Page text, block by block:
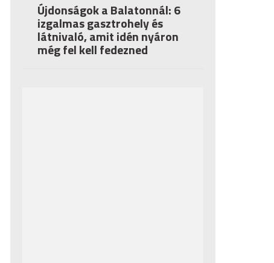
Újdonságok a Balatonnál: 6
izgalmas gasztrohely és
látnivaló, amit idén nyáron
még fel kell fedezned